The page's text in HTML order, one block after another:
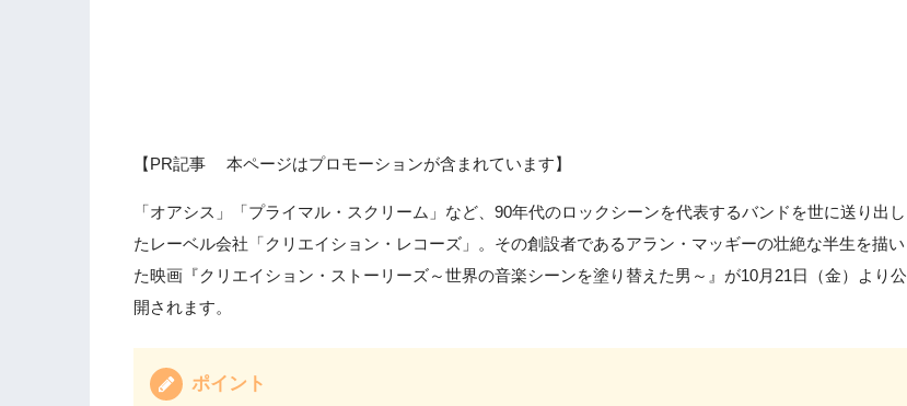
【PR記事 本ページはプロモーションが含まれています】
「オアシス」「プライマル・スクリーム」など、90年代のロックシーンを代表するバンドを世に送り出し
たレーベル会社「クリエイション・レコーズ」。その創設者であるアラン・マッギーの壮絶な半生を描い
た映画『クリエイション・ストーリーズ～世界の音楽シーンを塗り替えた男～』が10月21日（金）より公
開されます。
ポイント